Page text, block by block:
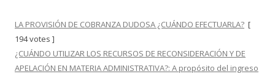
LA PROVISIÓN DE COBRANZA DUDOSA ¿CUÁNDO EFECTUARLA? [
194 votes ]
¿CUÁNDO UTILIZAR LOS RECURSOS DE RECONSIDERACIÓN Y DE
APELACIÓN EN MATERIA ADMINISTRATIVA?: A propósito del ingreso